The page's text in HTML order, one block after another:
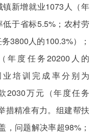
新增就业1073人（年
于省标5.5%；农村劳
3800人的100.3%）；
年度任务20200人的
培训完成率分别为
2030万元（年度任务
措精准有力。组建帮扶
，问题解决率超98%；